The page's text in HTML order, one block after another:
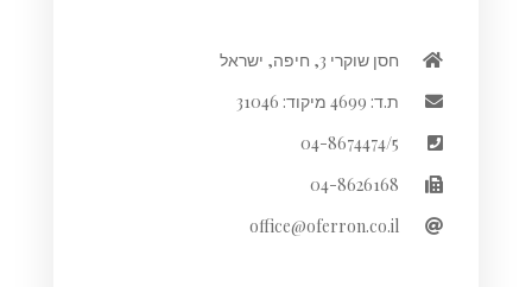
חסן שוקרי 3, חיפה, ישראל
ת.ד: 4699 מיקוד: 31046
04-8674474/5
04-8626168
office@oferron.co.il